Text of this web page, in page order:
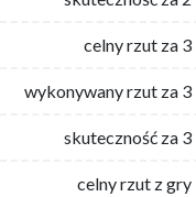
celny rzut za 3
wykonywany rzut za 3
skuteczność za 3
celny rzut z gry
celny rzut za 3
wykonywany rzut za 3
skuteczność za 3
celny rzut z gry